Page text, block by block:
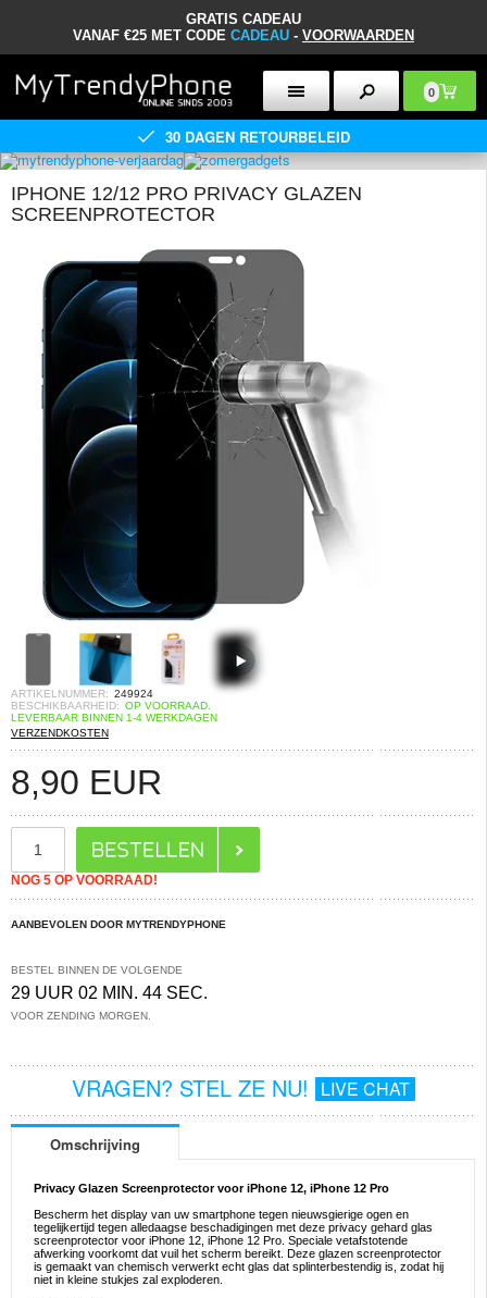
GRATIS CADEAU
VANAF €25 MET CODE CADEAU - VOORWAARDEN
0
30 DAGEN RETOURBELEID
IPHONE 12/12 PRO PRIVACY GLAZEN
SCREENPROTECTOR
ARTIKELNUMMER: 249924
BESCHIKBAARHEID: OP VOORRAAD.
LEVERBAAR BINNEN 1-4 WERKDAGEN
VERZENDKOSTEN
8,90 EUR
NOG 5 OP VOORRAAD!
AANBEVOLEN DOOR MYTRENDYPHONE
BESTEL BINNEN DE VOLGENDE
29 UUR 02 MIN. 44 SEC.
VOOR ZENDING MORGEN.
VRAGEN? STEL ZE NU! LIVE CHAT
Omschrijving
Privacy Glazen Screenprotector voor iPhone 12, iPhone 12 Pro
Bescherm het display van uw smartphone tegen nieuwsgierige ogen en
tegelijkertijd tegen alledaagse beschadigingen met deze privacy gehard glas
screenprotector voor iPhone 12, iPhone 12 Pro. Speciale vetafstotende
afwerking voorkomt dat vuil het scherm bereikt. Deze glazen screenprotector
is gemaakt van chemisch verwerkt echt glas dat splinterbestendig is, zodat hij
niet in kleine stukjes zal exploderen.